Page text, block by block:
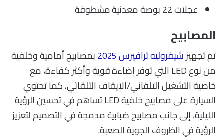
عجلات 22 بوصة معدنية مشطوفة
المصابيح
تم تجهيزشيفروليه ترافيرس 2025
بمصابيح أمامية وخلفية
من نوع LED التي توفر إضاءة قوية وأكثر كفاءة، مع
خاصية التشغيل التلقائي/الإيقاف التلقائي، كما تحتوي
السيارة على مصابيح خلفية LED تساهم في تحسين الرؤية
الليلية، إلى جانب مصابيح ضبابية مدمجة في التصميم لتعزيز
الرؤية في الظروف الجوية الصعبة.